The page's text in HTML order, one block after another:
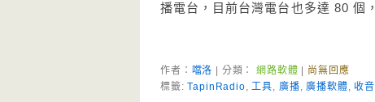
播電台，目前台灣電台也多達 80 個
作者： 噹洛 | 分類：網路軟體
尚無回應
標籤:TapinRadio,工具, 廣播,廣播軟體, 收